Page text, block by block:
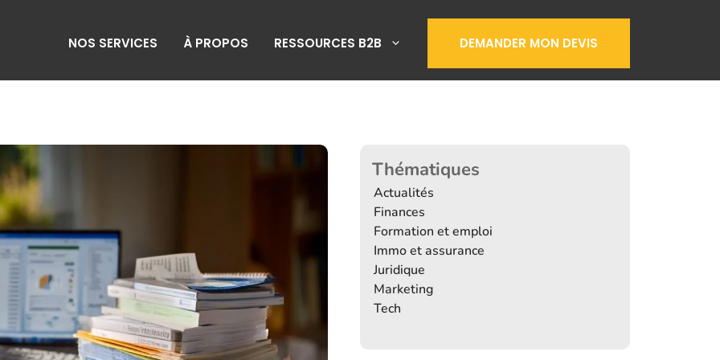
NOS SERVICES À PROPOS RESSOURCES B2B DEMANDER MON DEVIS
Thématiques
Actualités
Finances
Formation et emploi
Immo et assurance
Juridique
Marketing
Tech